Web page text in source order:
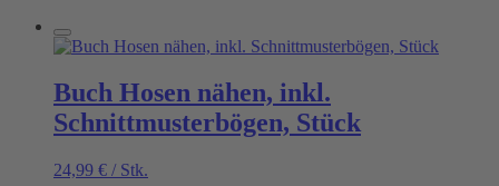
Buch Hosen nähen, inkl.
Schnittmusterbögen, Stück
24,99 € / Stk.